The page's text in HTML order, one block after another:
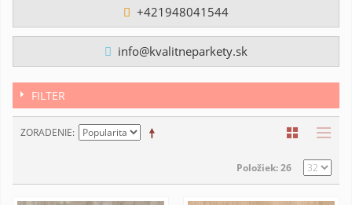
+421948041544
info@kvalitneparkety.sk
FILTER
ZORADENIE
Položiek: 26